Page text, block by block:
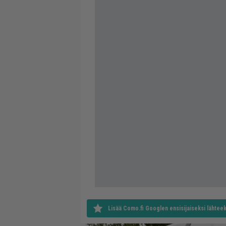
Lisää Como.fi Googlen ensisijaiseksi